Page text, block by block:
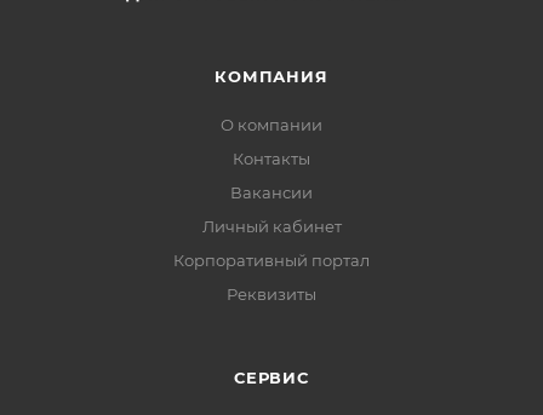
КОМПАНИЯ
О компании
Контакты
Вакансии
Личный кабинет
Корпоративный портал
Реквизиты
СЕРВИС